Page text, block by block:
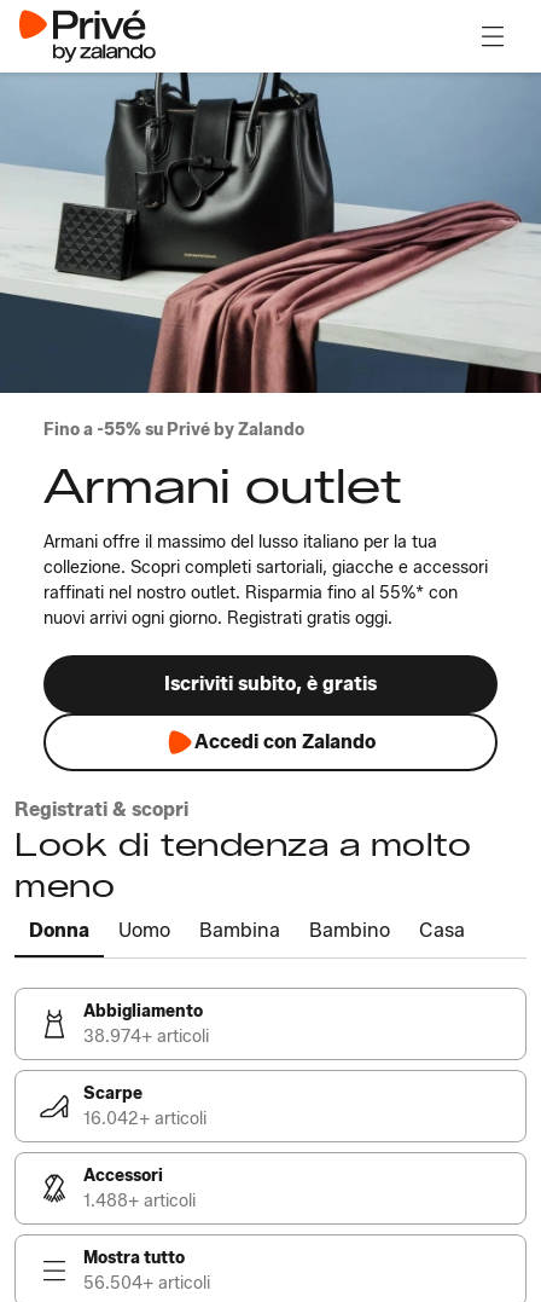
Fino a -55% su Privé by Zalando
Armani outlet
Armani offre il massimo del lusso italiano per la tua
collezione. Scopri completi sartoriali, giacche e accessori
raffinati nel nostro outlet. Risparmia fino al 55%* con
nuovi arrivi ogni giorno. Registrati gratis oggi.
Iscriviti subito, è gratis
Accedi con Zalando
Registrati & scopri
Look di tendenza a molto
meno
Donna Uomo Bambina Bambino Casa
Abbigliamento
38.974+ articoli
Scarpe
16.042+ articoli
Accessori
1.488+ articoli
Mostra tutto
56.504+ articoli